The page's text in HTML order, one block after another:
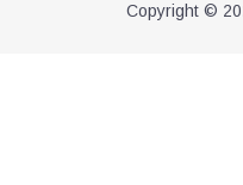
Copyright ©